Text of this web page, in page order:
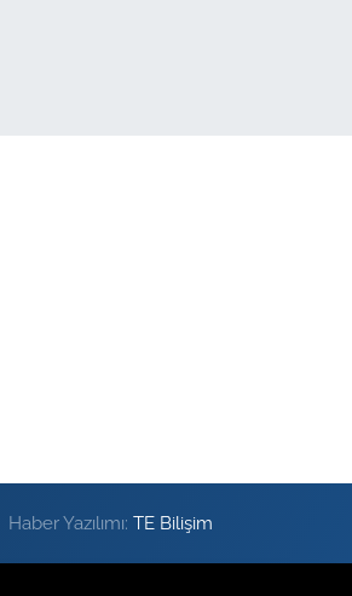
Haber Yazılımı:TE Bilişim